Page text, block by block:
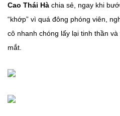
Cao Thái Hà chia sẻ, ngay khi
“khớp” vì quá đông phóng viên,
cô nhanh chóng lấy lại tinh thần
mắt.